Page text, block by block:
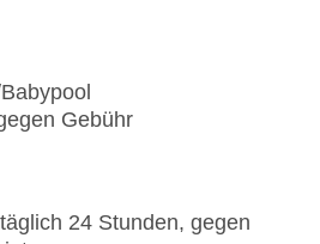
ohne Gebühr,
Buffet, gegen Gebühr,
Küche: griechisch,
carte, Menüwahl, gegen
Gebühr
24 Stunden, gegen